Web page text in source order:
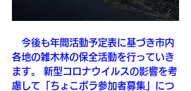
今後も年間活動予定表に基づき市内
各地の雑木林の保全活動を行っていき
ます。 新型コロナウイルスの影響を考
慮して「ちょこボラ参加者募集」につ